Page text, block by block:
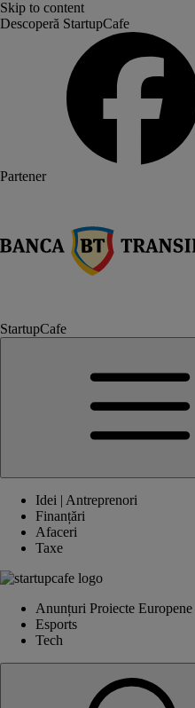
Skip to content
Descoperă StartupCafe
Partener
StartupCafe
Idei | Antreprenori
Finanțări
Afaceri
Taxe
Anunțuri Proiecte Europene
Esports
Tech